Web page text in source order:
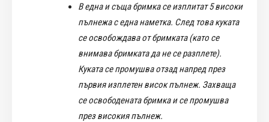
В една и съща бримка се изплитат 5 високи
пълнежа с една наметка. След това куката
се освобождава от бримката (като се
внимава бримката да не се разплете).
Куката се промушва отзад напред през
първия изплетен висок пълнеж. Захваща
се освободената бримка и се промушва
през високия пълнеж.